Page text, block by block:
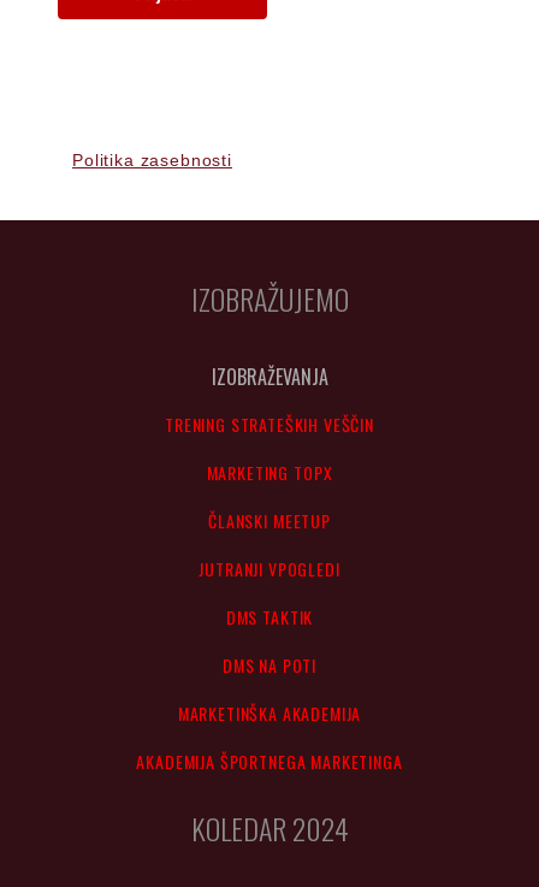
Politika zasebnosti
IZOBRAŽUJEMO
IZOBRAŽEVANJA
TRENING STRATEŠKIH VEŠČIN
MARKETING TOPX
ČLANSKI MEETUP
JUTRANJI VPOGLEDI
DMS TAKTIK
DMS NA POTI
MARKETINŠKA AKADEMIJA
AKADEMIJA ŠPORTNEGA MARKETINGA
KOLEDAR 2024